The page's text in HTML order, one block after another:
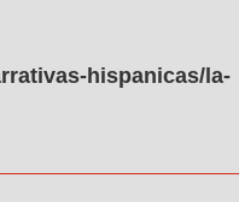
hispanicas/la-